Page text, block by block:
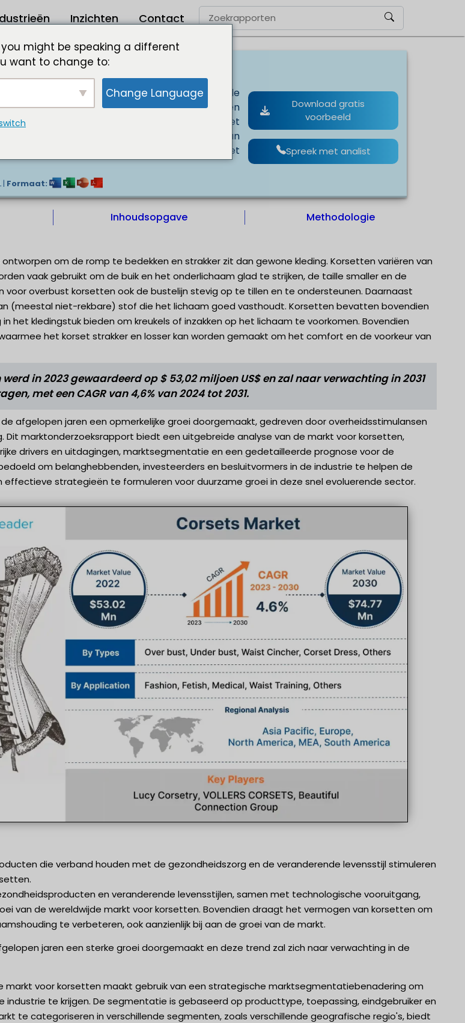
Inzichten Contact
en veranderende levensstijl stimuleren de
naar gezondheidszorgproducten en
vooruitgang, dragen aanzienlijk bij aan het
Bovendien draagt het vermogen van
te verbeteren ook aanzienlijk bij aan het
| Formaat:
Download gratis
voorbeeld
Spreek met analist
Inhoudsopgave Methodologie
om de romp te bedekken en strakker zit dan gewone kleding. Korsetten variëren van
vaak gebruikt om de buik en het onderlichaam glad te strijken, de taille smaller en de
voor overbust korsetten ook de bustelijn stevig op te tillen en te ondersteunen. Daarnaast
(meestal niet-rekbare) stof die het lichaam goed vasthoudt. Korsetten bevatten bovendien
het kledingstuk bieden om kreukels of inzakken op het lichaam te voorkomen. Bovendien
het korset strakker en losser kan worden gemaakt om het comfort en de voorkeur van
in 2023 gewaardeerd op $ 53,02 miljoen US$ en zal naar verwachting in 2031
met een CAGR van 4,6% van 2024 tot 2031.
afgelopen jaren een opmerkelijke groei doorgemaakt, gedreven door overheidsstimulansen
Dit marktonderzoeksrapport biedt een uitgebreide analyse van de markt voor korsetten,
drivers en uitdagingen, marktsegmentatie en een gedetailleerde prognose voor de
om belanghebbenden, investeerders en besluitvormers in de industrie te helpen de
strategieën te formuleren voor duurzame groei in deze snel evoluerende sector.
die verband houden met de gezondheidszorg en de veranderende levensstijl stimuleren
en veranderende levensstijlen, samen met technologische vooruitgang,
van de wereldwijde markt voor korsetten. Bovendien draagt het vermogen van korsetten om
te verbeteren, ook aanzienlijk bij aan de groei van de markt.
jaren een sterke groei doorgemaakt en deze trend zal zich naar verwachting in de
markt voor korsetten maakt gebruik van een strategische marktsegmentatiebenadering om
industrie te krijgen. De segmentatie is gebaseerd op producttype, toepassing, eindgebruiker en
te categoriseren in verschillende segmenten, zoals verschillende geografische regio's, biedt
might be speaking a different
want to change to:
Change Language